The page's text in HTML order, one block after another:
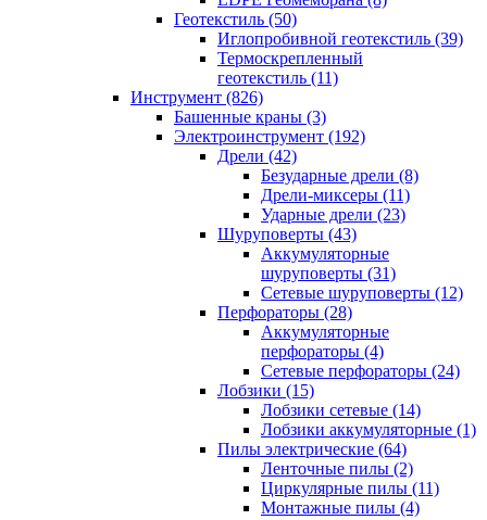
Геотекстиль (50)
Иглопробивной геотекстиль (39)
Термоскрепленный
геотекстиль (11)
Инструмент (826)
Башенные краны (3)
Электроинструмент (192)
Дрели (42)
Безударные дрели (8)
Дрели-миксеры (11)
Ударные дрели (23)
Шуруповерты (43)
Аккумуляторные
шуруповерты (31)
Сетевые шуруповерты (12)
Перфораторы (28)
Аккумуляторные
перфораторы (4)
Сетевые перфораторы (24)
Лобзики (15)
Лобзики сетевые (14)
Лобзики аккумуляторные (1)
Пилы электрические (64)
Ленточные пилы (2)
Циркулярные пилы (11)
Монтажные пилы (4)